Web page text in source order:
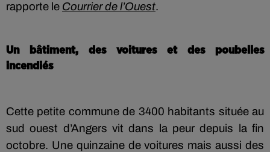
rapporte le Courrier de l’Ouest.
Un bâtiment, des voitures et des poubelles
incendiés
Cette petite commune de 3400 habitants située au
sud ouest d’Angers vit dans la peur depuis la fin
octobre. Une quinzaine de voitures mais aussi des